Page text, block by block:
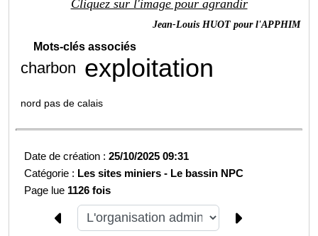
Cliquez sur l'image pour agrandir
Jean-Louis HUOT pour l'APPHIM
Mots-clés associés
charbon exploitation
nord pas de calais
Date de création :25/10/2025 09:31
Catégorie : Les sites miniers - Le bassin NPC
Page lue 1126 fois